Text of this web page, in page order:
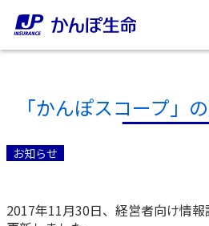
トップ
「かんぽスコープ」
お知らせ
2017年11月30日、経営者向け情